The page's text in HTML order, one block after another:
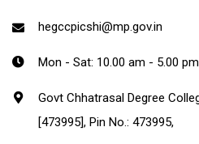
hegccpicshi@mp.gov.in
Mon - Sat: 10.00 am - 5.00 pm
Govt Chhatrasal Degree
[473995], Pin No.: 473995,